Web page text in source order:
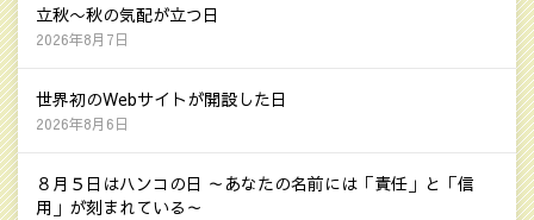
立秋〜秋の気配が立つ日
2026年8月7日
世界初のWebサイトが開設した日
2026年8月6日
８月５日はハンコの日 ～あなたの名前には「責任」と「信
用」が刻まれている～